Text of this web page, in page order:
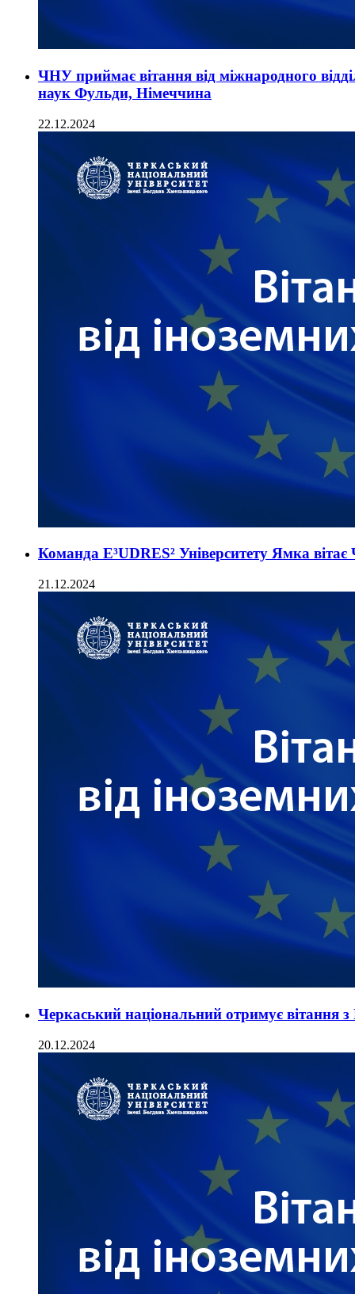
ЧНУ приймає вітання від міжнародного
наук Фульди, Німеччина
22.12.2024
Команда E³UDRES² Університету Ямка
21.12.2024
Черкаський національний отримує вітання
20.12.2024